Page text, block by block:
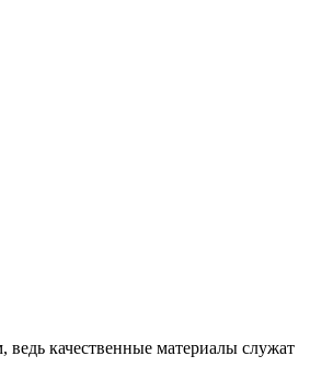
качественные материалы служат